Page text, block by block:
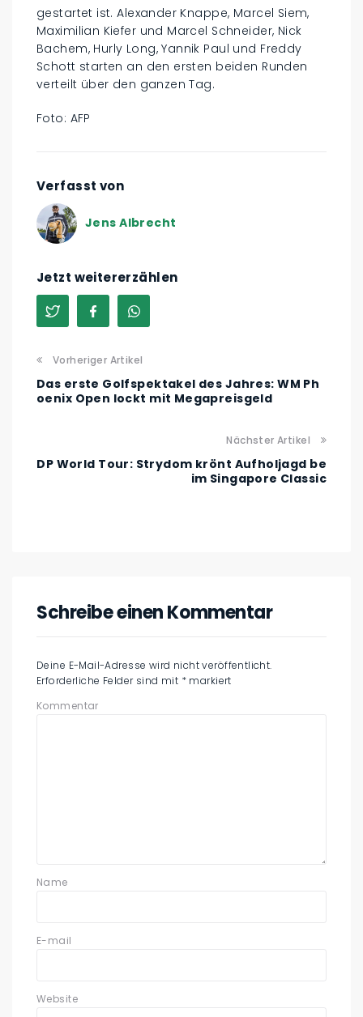
gestartet ist. Alexander Knappe, Marcel Siem,
Maximilian Kiefer und Marcel Schneider, Nick
Bachem, Hurly Long, Yannik Paul und Freddy
Schott starten an den ersten beiden Runden
verteilt über den ganzen Tag.
Foto: AFP
Verfasst von
Jens Albrecht
Jetzt weitererzählen
Vorheriger Artikel
Das erste Golfspektakel des Jahres: WM Ph
oenix Open lockt mit Megapreisgeld
Nächster Artikel
DP World Tour: Strydom krönt Aufholjagd be
im Singapore Classic
Schreibe einen Kommentar
Deine E-Mail-Adresse wird nicht veröffentlicht.
Erforderliche Felder sind mit * markiert
Kommentar
Name
E-mail
Website